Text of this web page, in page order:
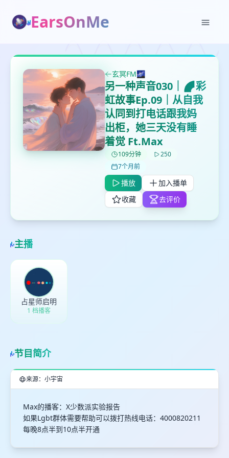
EarsOnMe
玄冥FM🌌
另一种声音030｜🌈彩
虹故事Ep.09｜从自我
认同到打电话跟我妈
出柜，她三天没有睡
着觉 Ft.Max
109分钟
250
7个月前
播放
加入播单
收藏
去评价
主播
占星师启明
1 档播客
节目简介
来源：小宇宙
Max的播客：X少数派实验报告
如果Lgbt群体需要帮助可以拨打热线电话：4000820211
每晚8点半到10点半开通
鼠标下留人
留
下
取消 确定
删除确认
取消 确认删除
加入播单
创建